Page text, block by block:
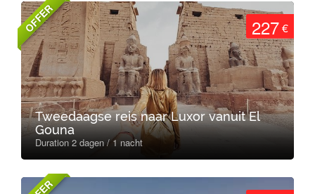
OFFER 227€
Tweedaagse reis naar Luxor vanuit El
Gouna
Duration 2 dagen / 1 nacht